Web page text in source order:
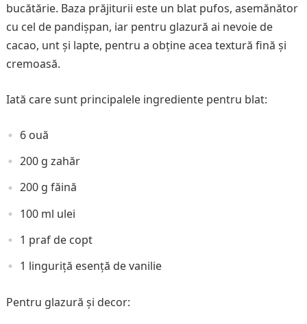
bucătărie. Baza prăjiturii este un blat pufos, asemănător
cu cel de pandișpan, iar pentru glazură ai nevoie de
cacao, unt și lapte, pentru a obține acea textură fină și
cremoasă.
Iată care sunt principalele ingrediente pentru blat:
6 ouă
200 g zahăr
200 g făină
100 ml ulei
1 praf de copt
1 linguriță esență de vanilie
Pentru glazură și decor: